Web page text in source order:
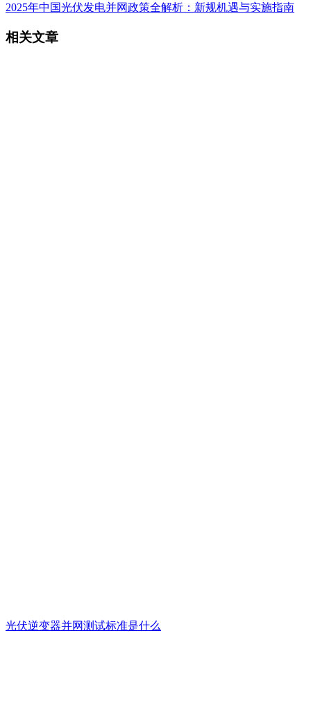
2025年中国光伏发电并网政策全解析：新规机遇与实施指南
相关文章
光伏逆变器并网测试标准是什么